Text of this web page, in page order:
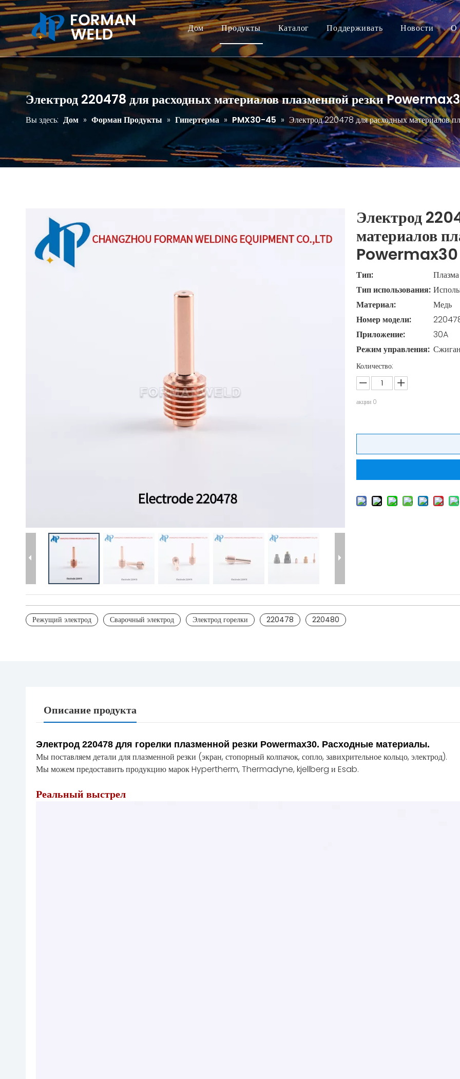
Дом Продукты Каталог Поддерживать Новости О
Электрод 220478 для расходных материалов плазменной резки
Вы здесь: Дом » Форман Продукты » Гипертерма » PMX30-45 » Электрод 220478 для расходных материалов
Электрод
материалов
Powermax30
Тип:
Плазма
Тип использования:
Материал:
Медь
Номер модели:
Приложение:
30A
Режим управления:
Количество:
акции 0
Режущий электрод Сварочный электрод Электрод горелки 220478 220480
Описание продукта
Электрод 220478 для горелки плазменной резки Powermax30. Расходные материалы.
Мы поставляем детали для плазменной резки (экран, стопорный колпачок, сопло, завихрительное кольцо, электрод).
Мы можем предоставить продукцию марок Hypertherm, Thermadyne, kjellberg и Esab.
Реальный выстрел